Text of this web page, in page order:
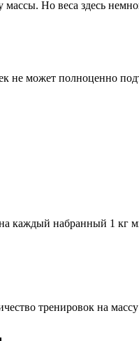
Но веса здесь
не может полноценно
каждый набранный 1 кг
тренировок на